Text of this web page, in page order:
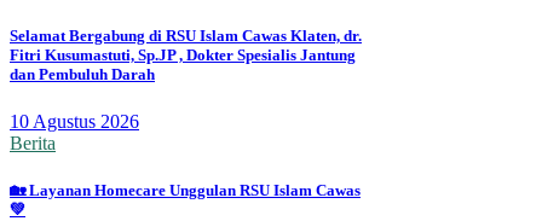
Selamat Bergabung di RSU Islam Cawas Klaten, dr.
Fitri Kusumastuti, Sp.JP , Dokter Spesialis Jantung
dan Pembuluh Darah
10 Agustus 2026
Berita
🏡 Layanan Homecare Unggulan RSU Islam Cawas
💚